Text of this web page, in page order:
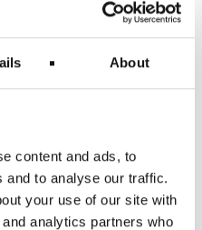
About
content and ads, to
and to analyse our traffic.
your use of our site with
analytics partners who
Heldigvis er